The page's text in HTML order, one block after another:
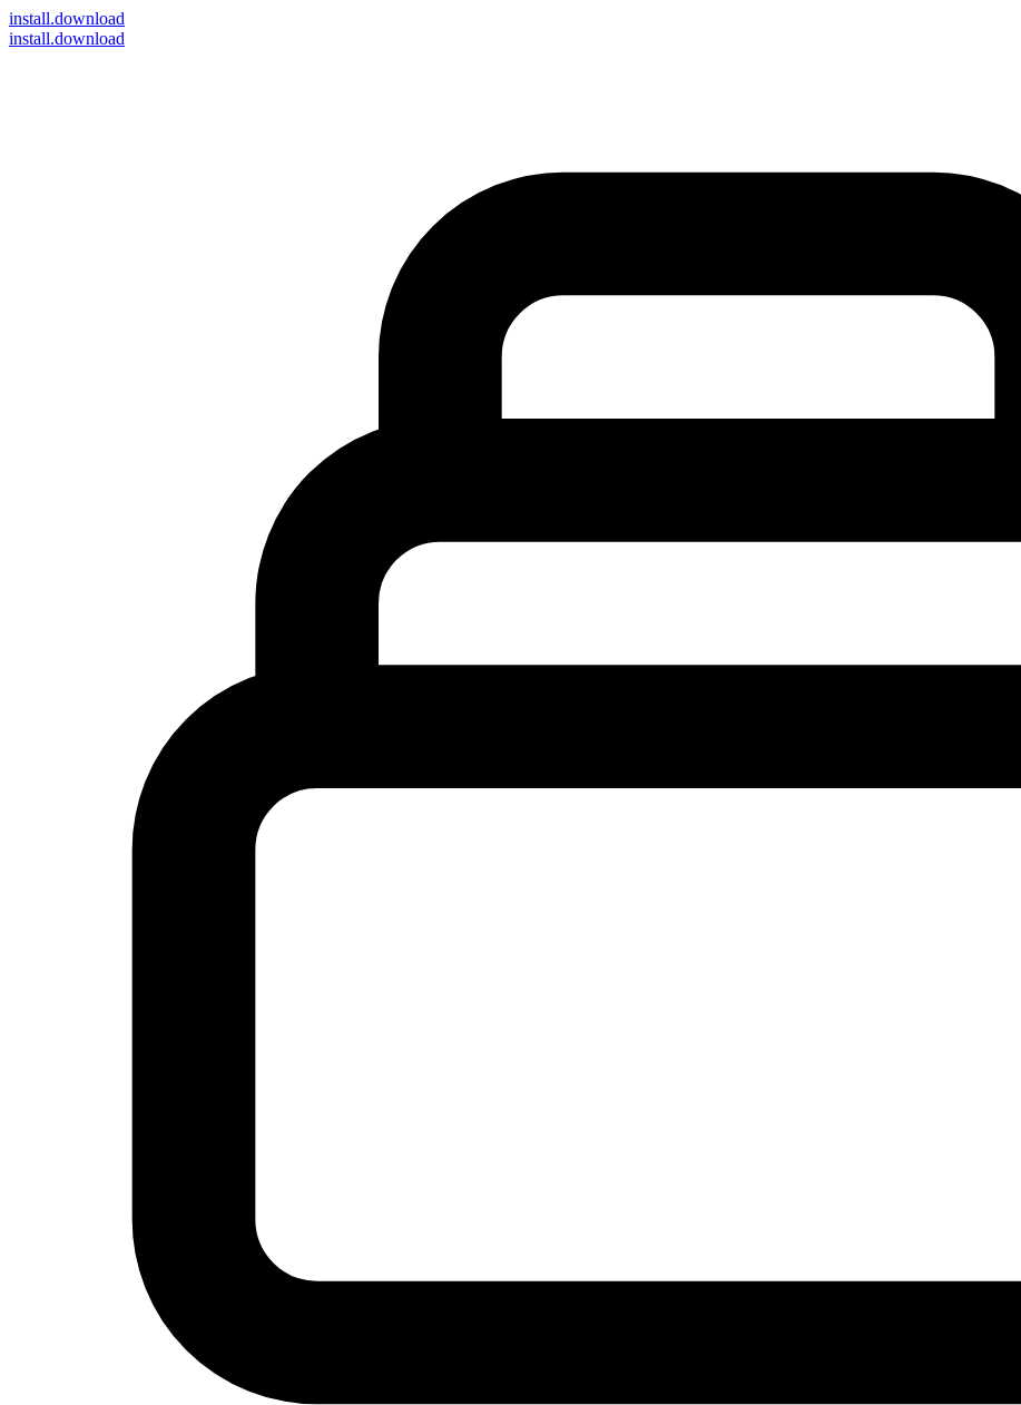
install.download
install.download